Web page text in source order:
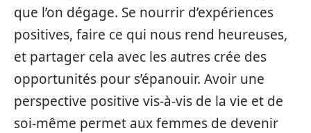
que l’on dégage. Se nourrir d’expériences
positives, faire ce qui nous rend heureuses,
et partager cela avec les autres crée des
opportunités pour s’épanouir. Avoir une
perspective positive vis-à-vis de la vie et de
soi-même permet aux femmes de devenir